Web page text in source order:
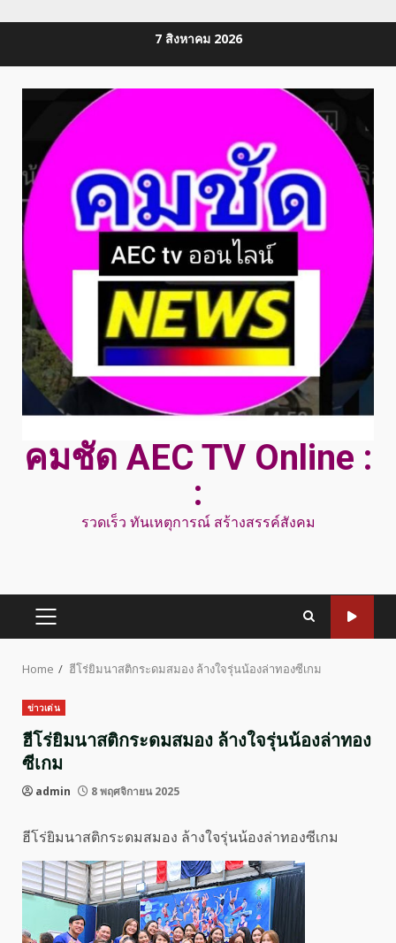
7 สิงหาคม 2026
คมชัด AEC TV Online :
:
รวดเร็ว ทันเหตุการณ์ สร้างสรรค์สังคม
PRIMARY
Home ฮีโร่ยิมนาสติกระดมสมอง ล้างใจรุ่นน้องล่าทองซีเกม
ข่าวเด่น
ฮีโร่ยิมนาสติกระดมสมอง ล้างใจรุ่นน้องล่าทอง
ซีเกม
admin 8 พฤศจิกายน 2025
ฮีโร่ยิมนาสติกระดมสมอง ล้างใจรุ่นน้องล่าทองซีเกม